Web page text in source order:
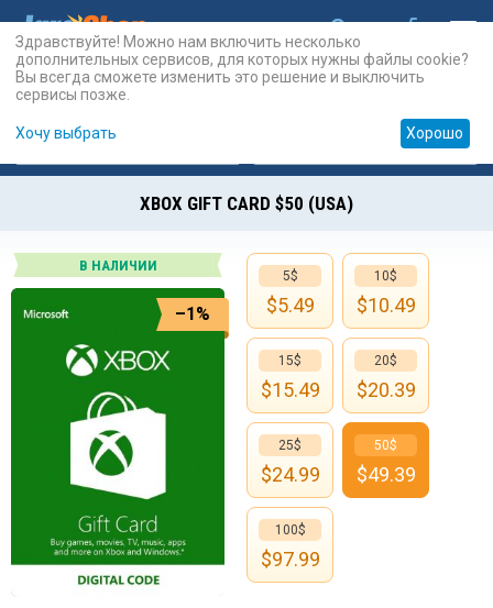
Карты Prepaid
XBOX GIFT CARD $50 (USA)
В НАЛИЧИИ
–1%
5$
$5.49
10$
$10.49
15$
$15.49
20$
$20.39
25$
$24.99
50$
$49.39
100$
$97.99
Здравствуйте! Можно нам включить несколько
дополнительных сервисов, для которых нужны файлы cookie?
Вы всегда сможете изменить это решение и выключить
сервисы позже.
Хочу выбрать Хорошо